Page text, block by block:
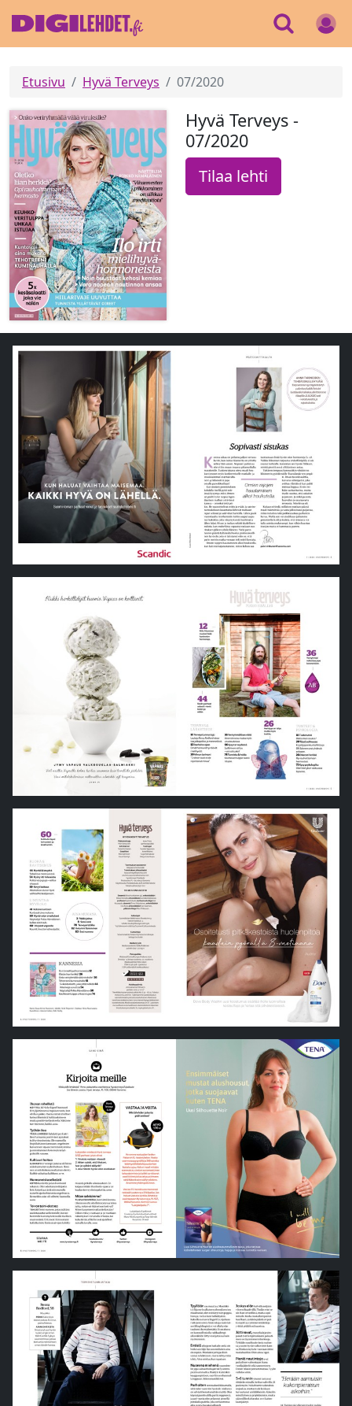
Etusivu Hyvä Terveys 07/2020
Hyvä Terveys -
07/2020
Tilaa lehti